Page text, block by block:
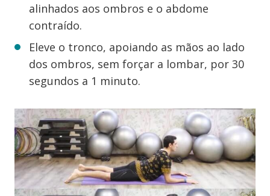
alinhados aos ombros e o abdome
contraído.
Eleve o tronco, apoiando as mãos ao lado
dos ombros, sem forçar a lombar, por 30
segundos a 1 minuto.